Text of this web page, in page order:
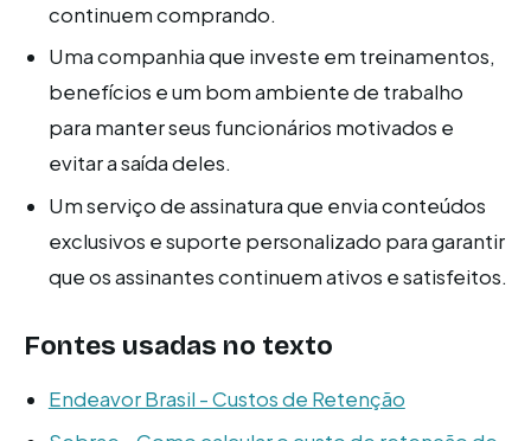
continuem comprando.
Uma companhia que investe em treinamentos,
benefícios e um bom ambiente de trabalho
para manter seus funcionários motivados e
evitar a saída deles.
Um serviço de assinatura que envia conteúdos
exclusivos e suporte personalizado para garantir
que os assinantes continuem ativos e satisfeitos.
Fontes usadas no texto
Endeavor Brasil - Custos de Retenção